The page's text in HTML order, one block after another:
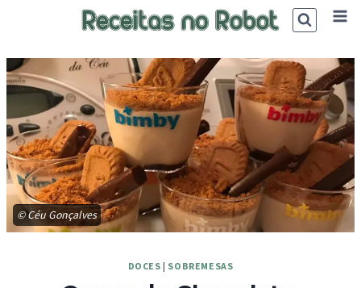
© Céu Gonçalves
DOCES | SOBREMESAS